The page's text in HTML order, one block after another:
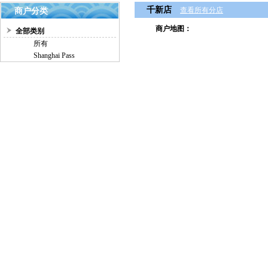
商户分类
全部类别
所有
Shanghai Pass
千新店 查看所有分店
商户地图：